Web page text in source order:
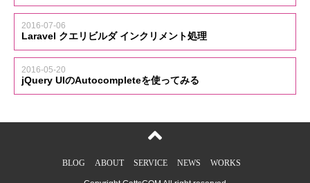
2016-07-06
Laravel クエリビルダ インクリメント処理
2016-05-20
jQuery UIのAutocompleteを使ってみる
BLOG ABOUT SERVICE NEWS WORKS